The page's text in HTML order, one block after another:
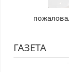
ГАЗЕТА